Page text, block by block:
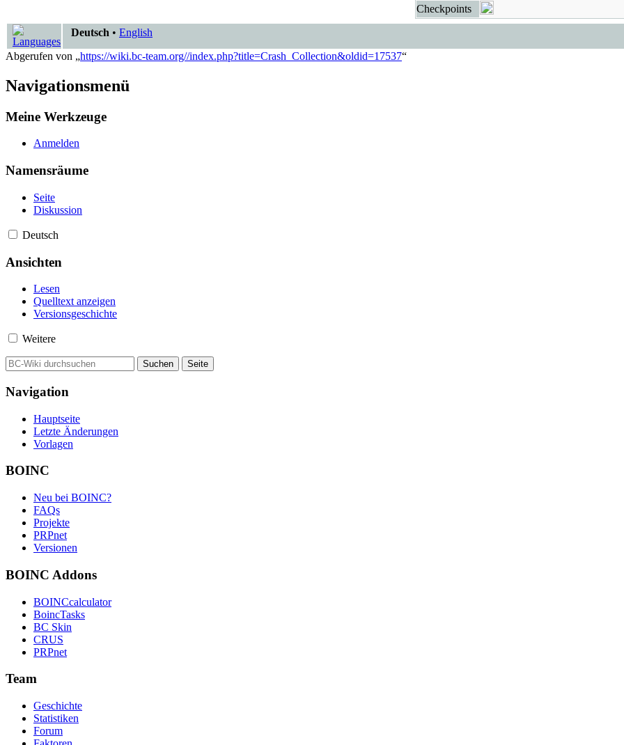
Checkpoints
Deutsch • English
Abgerufen von „https://wiki.bc-team.org//index.php?title=Crash_Collection&oldid=17537“
Navigationsmenü
Meine Werkzeuge
Anmelden
Namensräume
Seite
Diskussion
Deutsch
Ansichten
Lesen
Quelltext anzeigen
Versionsgeschichte
Weitere
Navigation
Hauptseite
Letzte Änderungen
Vorlagen
BOINC
Neu bei BOINC?
FAQs
Projekte
PRPnet
Versionen
BOINC Addons
BOINCcalculator
BoincTasks
BC Skin
CRUS
PRPnet
Team
Geschichte
Statistiken
Forum